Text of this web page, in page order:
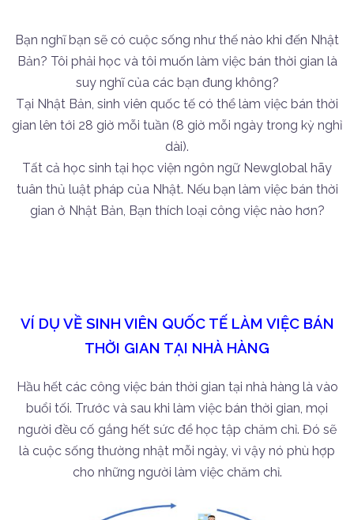
Bạn nghĩ bạn sẽ có cuộc sống như thế nào khi đến Nhật
Bản? Tôi phải học và tôi muốn làm việc bán thời gian là
suy nghĩ của các bạn đung không?
Tại Nhật Bản, sinh viên quốc tế có thể làm việc bán thời
gian lên tới 28 giờ mỗi tuần (8 giờ mỗi ngày trong kỳ nghỉ
dài).
Tất cả học sinh tại học viện ngôn ngữ Newglobal hãy
tuân thủ luật pháp của Nhật. Nếu bạn làm việc bán thời
gian ở Nhật Bản, Bạn thích loại công việc nào hơn?
VÍ DỤ VỀ SINH VIÊN QUỐC TẾ LÀM VIỆC BÁN
THỜI GIAN TẠI NHÀ HÀNG
Hầu hết các công việc bán thời gian tại nhà hàng là vào
buổi tối. Trước và sau khi làm việc bán thời gian, mọi
người đều cố gắng hết sức để học tập chăm chỉ. Đó sẽ
là cuộc sống thường nhật mỗi ngày, vì vậy nó phù hợp
cho những người làm việc chăm chỉ.